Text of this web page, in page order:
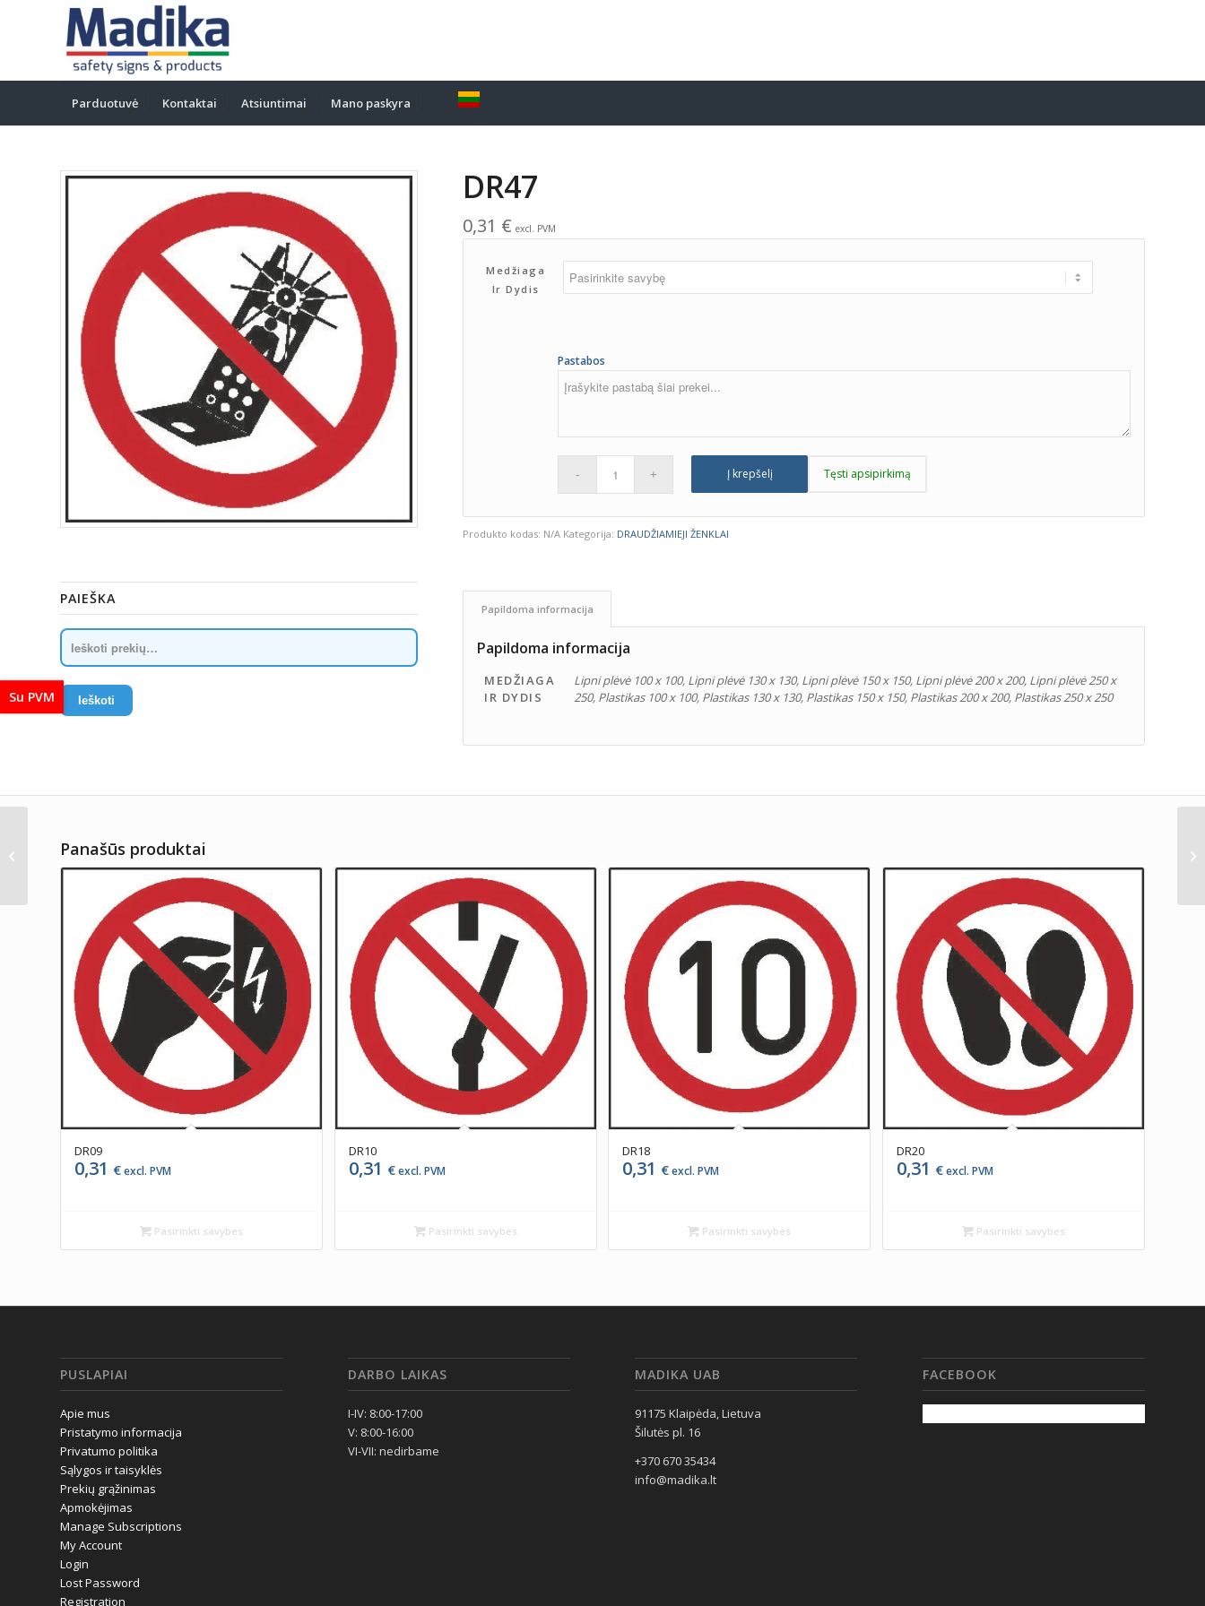
Parduotuvė Kontaktai Atsiuntimai Mano paskyra
PAIEŠKA
Ieškoti
DR47
0,31 € excl. PVM
Medžiaga
Ir Dydis
Pastabos
Į krepšelį Tęsti apsipirkimą
Produkto kodas: N/A Kategorija: DRAUDŽIAMIEJI ŽENKLAI
Papildoma informacija
Papildoma informacija
MEDŽIAGA
IR DYDIS
Lipni plėvė 100 x 100, Lipni plėvė 130 x 130, Lipni plėvė 150 x 150, Lipni plėvė 200 x 200, Lipni plėvė 250 x
250, Plastikas 100 x 100, Plastikas 130 x 130, Plastikas 150 x 150, Plastikas 200 x 200, Plastikas 250 x 250
Panašūs produktai
DR09
0,31 €excl. PVM
Pasirinkti savybes
DR10
0,31 €excl. PVM
Pasirinkti savybes
DR18
0,31 €excl. PVM
Pasirinkti savybes
DR20
0,31 €excl. PVM
Pasirinkti savybes
PUSLAPIAI
Apie mus
Pristatymo informacija
Privatumo politika
Sąlygos ir taisyklės
Prekių grąžinimas
Apmokėjimas
Manage Subscriptions
My Account
Login
Lost Password
Registration
DARBO LAIKAS
I-IV: 8:00-17:00
V: 8:00-16:00
VI-VII: nedirbame
MADIKA UAB
91175 Klaipėda, Lietuva
Šilutės pl. 16
+370 670 35434
info@madika.lt
FACEBOOK
Su PVM